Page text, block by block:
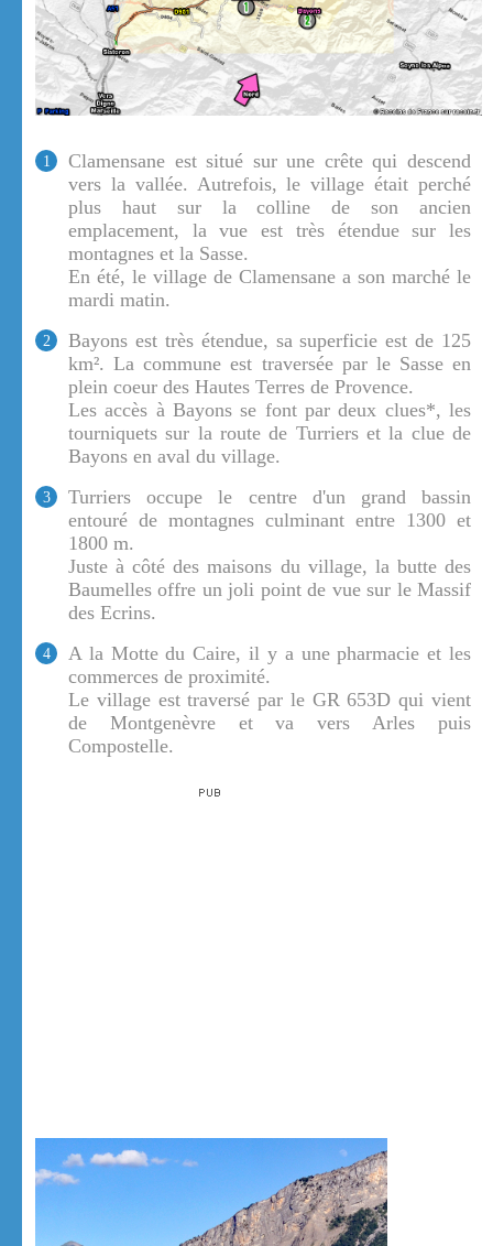
1
Clamensane est situé sur une crête qui descend
vers la vallée. Autrefois, le village était perché
plus haut sur la colline de son ancien
emplacement, la vue est très étendue sur les
montagnes et la Sasse.
En été, le village de Clamensane a son marché le
mardi matin.
2
Bayons est très étendue, sa superficie est de 125
km². La commune est traversée par le Sasse en
plein coeur des Hautes Terres de Provence.
Les accès à Bayons se font par deux clues*, les
tourniquets sur la route de Turriers et la clue de
Bayons en aval du village.
3
Turriers occupe le centre d'un grand bassin
entouré de montagnes culminant entre 1300 et
1800 m.
Juste à côté des maisons du village, la butte des
Baumelles offre un joli point de vue sur le Massif
des Ecrins.
4
A la Motte du Caire, il y a une pharmacie et les
commerces de proximité.
Le village est traversé par le GR 653D qui vient
de Montgenèvre et va vers Arles puis
Compostelle.